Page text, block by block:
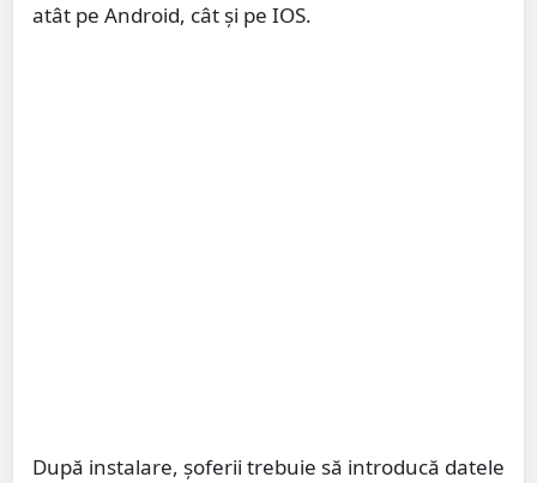
atât pe Android, cât și pe IOS.
După instalare, șoferii trebuie să introducă datele